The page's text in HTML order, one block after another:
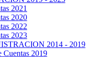
2021
2020
2022
2023
2014 - 2019
Cuentas 2019